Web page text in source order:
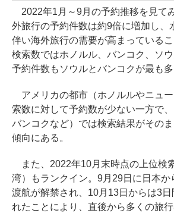
2022年1月～9月の予約推移を見て
外旅行の予約件数は約9倍に増加し、
伴い海外旅行の需要が高まっているこ
検索数ではホノルル、バンコク、ソウ
予約件数もソウルとバンコクが最も多
アメリカの都市（ホノルルやニュ
索数に対して予約数が少ない一方で
バンコクなど）では検索結果がその
傾向にある。
また、2022年10月末時点の上位検
湾）もランクイン。9月29日に日本か
渡航が解禁され、10月13日からは3日
れたことにより、直後から多くの旅